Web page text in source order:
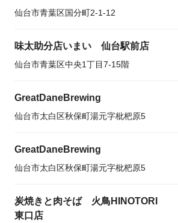
仙台市青葉区国分町2-1-12
味太助分店いまい 仙台駅前店
仙台市青葉区中央1丁目7-15階
GreatDaneBrewing
仙台市太白区秋保町湯元字枇杷原5
GreatDaneBrewing
仙台市太白区秋保町湯元字枇杷原5
炭焼きと肉そば 火鳥HINOTORI
東口店